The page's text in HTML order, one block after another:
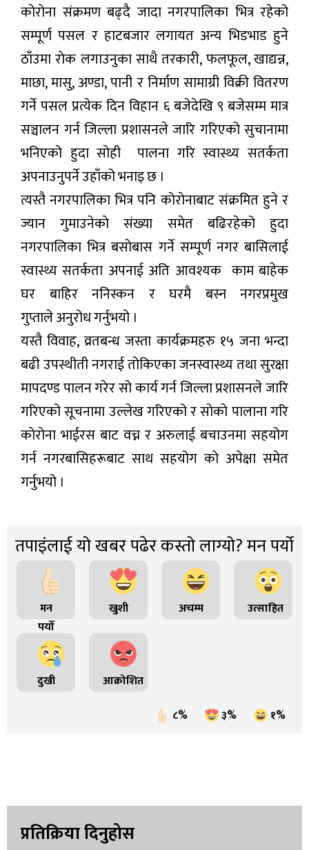
काेराेना संक्रमण बढ्दै जादा नगरपालिका भित्र रहेको
सम्पूर्ण पसल र हाटबजार लगायत अन्य भिडभाड हुने
ठाँउमा राेक लगाउनुका साथै तरकारी, फलफूल, खाद्यन्न,
माछा, मासु, अण्डा, पानी र निर्माण सामाग्री विक्री वितरण
गर्ने पसल प्रत्येक दिन विहान ६ बजेदेखि ९ बजेसम्म मात्र
सञ्चालन गर्न जिल्ला प्रशासनले जारि गरिएको सुचानामा
भनिएको हुदा सोही पालना गरि स्वास्थ्य सतर्कता
अपनाउनुपर्ने उहाँको भनाइ छ ।
त्यस्तै नगरपालिका भित्र पनि काेराेनाबाट संक्रमित हुने र
ज्यान गुमाउनेकाे संख्या समेत बढिरहेको हुदा
नगरपालिका भित्र बसाेबास गर्ने सम्पूर्ण नगर बासिलाई
स्वास्थ्य सतर्कता अपनाई अति आवश्यक काम बाहेक
घर बाहिर ननिस्कन र घरमै बस्न नगरप्रमुख
गुप्ताले अनुरोध गर्नुभयो ।
यस्तै विवाह, व्रतबन्ध जस्ता कार्यक्रमहरु १५ जना भन्दा
बढी उपस्थीती नगराई तोकिएका जनस्वास्थ्य तथा सुरक्षा
मापदण्ड पालन गरेर सो कार्य गर्न जिल्ला प्रशासनले जारि
गरिएको सूचनामा उल्लेख गरिएको र साेकाे पालाना गरि
काेराेना भाईरस बाट वच्न र अरुलाई बचाउनमा सहयोग
गर्न नगरबासिहरूबाट साथ सहयोग काे अपेक्षा समेत
गर्नुभयो ।
तपाइंलाई यो खबर पढेर कस्तो लाग्यो? मन पर्यो
मन
पर्यो
खुशी अचम्म उत्साहित
दुखी
आक्रोशित
८%
३% १%
प्रतिक्रिया दिनुहोस